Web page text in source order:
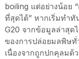
boiling แต่อย่างน้อย
ที่สุดได้” หากเริ่มทำ
G20 จากข้อมูลล่าสุด
ของการปล่อยมลพิษทั่
เนื่องจากถูกปกคุลมด้